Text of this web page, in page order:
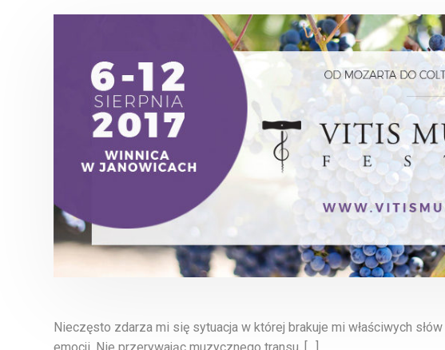
Nieczęsto zdarza mi się sytuacja w której brakuje mi właściwych